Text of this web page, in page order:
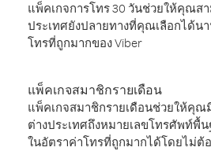
แพ็คเกจการโทร 30 วันช่วยให้คุณส
ประเทศยังปลายทางที่คุณเลือกได้น
โทรที่ถูกมากของ Viber
แพ็คเกจสมาชิกรายเดือน
แพ็คเกจสมาชิกรายเดือนช่วยให้คุณ
ต่างประเทศถึงหมายเลขโทรศัพท์พื้
ในอัตราค่าโทรที่ถูกมากได้โดยไม่ต้